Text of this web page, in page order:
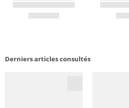
Derniers articles consultés